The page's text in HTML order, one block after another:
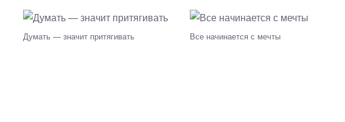
Думать — значит притягивать Все начинается с мечты